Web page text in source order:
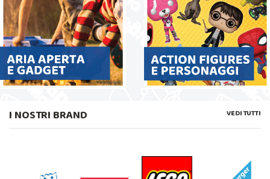
I NOSTRI BRAND VEDI TUTTI